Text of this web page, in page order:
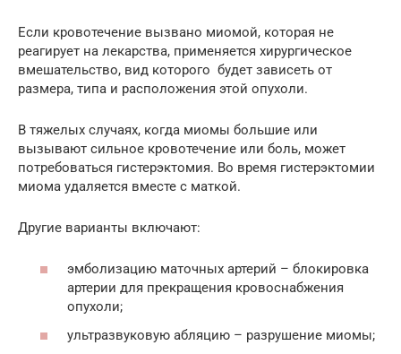
Если кровотечение вызвано миомой, которая не
реагирует на лекарства, применяется хирургическое
вмешательство, вид которого будет зависеть от
размера, типа и расположения этой опухоли.
В тяжелых случаях, когда миомы большие или
вызывают сильное кровотечение или боль, может
потребоваться гистерэктомия. Во время гистерэктомии
миома удаляется вместе с маткой.
Другие варианты включают:
эмболизацию маточных артерий – блокировка
артерии для прекращения кровоснабжения
опухоли;
ультразвуковую абляцию – разрушение миомы;